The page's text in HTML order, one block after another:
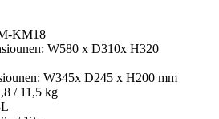
KM18
W580 x D310x H320
W345x D245 x H200 mm
/ 11,5 kg